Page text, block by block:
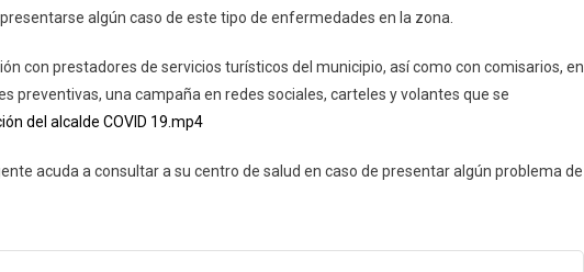
algún caso de este tipo de enfermedades en la zona.
con prestadores de servicios turísticos del municipio, así como con comisarios, en
preventivas, una campaña en redes sociales, carteles y volantes que se
del alcalde COVID 19.mp4
acuda a consultar a su centro de salud en caso de presentar algún problema de